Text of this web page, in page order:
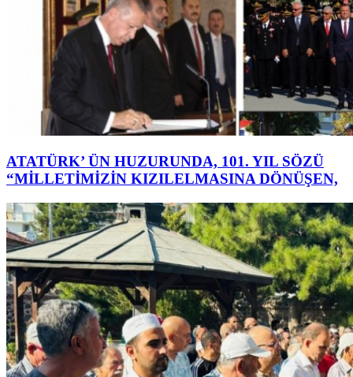
ATATÜRK’ ÜN HUZURUNDA, 101. YIL SÖZÜ
“MİLLETİMİZİN KIZILELMASINA DÖNÜŞEN,